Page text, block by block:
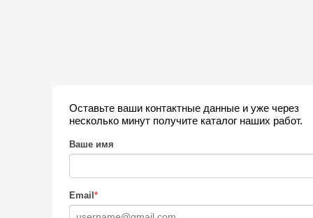
Оставьте ваши контактные данные и уже через
несколько минут получите каталог наших работ.
Ваше имя
Email *